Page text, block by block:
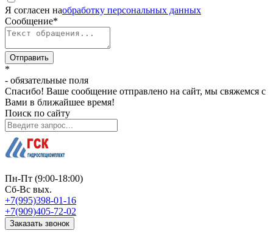
Я согласен наобработку персональных данных
Сообщение*
Отправить
*
- обязательные поля
Спасибо! Ваше сообщение отправлено на сайт, мы свяжемся с
Вами в ближайшее время!
Поиск по сайту
Пн-Пт (9:00-18:00)
Сб-Вс вых.
+7(995)398-01-16
+7(909)405-72-02
Заказать звонок